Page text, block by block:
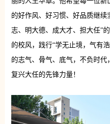
的好作风、好习惯、好品质继
志、明大德、成大才、担大任”
的校风，践行“学无止境，气有
的志气、骨气、底气，不负时
复兴大任的先锋力量！